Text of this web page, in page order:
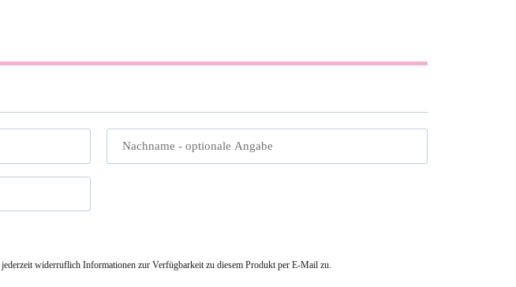
Nachname - optionale Angabe
jederzeit widerruflich Informationen zur Verfügbarkeit zu diesem Produkt per E-Mail zu.